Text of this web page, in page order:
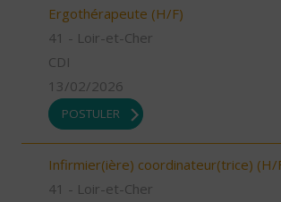
Ergothérapeute (H/F)
41 - Loir-et-Cher
CDI
13/02/2026
POSTULER
Infirmier(ière) coordinateur(trice) (H/
41 - Loir-et-Cher